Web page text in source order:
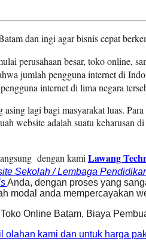
dan ingi agar bisnis cepat
perusahaan besar, toko online,
jumlah pengguna internet di
internet di lima negara
lagi bagi masyarakat luas.
website adalah suatu keharusan di
dengan kami Lawang
Sekolah / Lembaga
Anda, dengan proses yang
modal anda mempercayakan
Online Batam, Biaya
olahan kami dan untuk harga